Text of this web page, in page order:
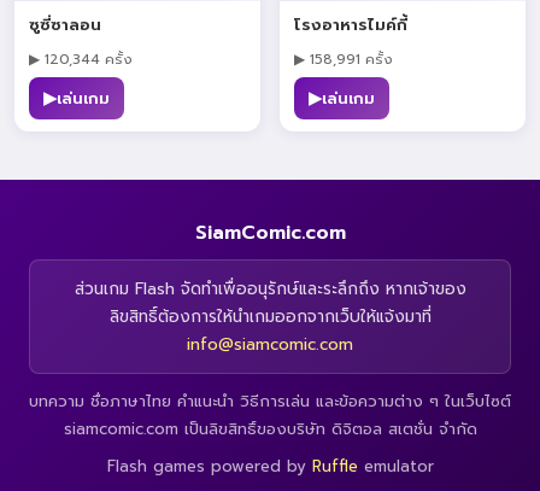
ซูซี่ซาลอน
▶ 120,344 ครั้ง
▶เล่นเกม
โรงอาหารไมค์กี้
▶ 158,991 ครั้ง
▶เล่นเกม
SiamComic.com
ส่วนเกม Flash จัดทำเพื่ออนุรักษ์และระลึกถึง หากเจ้าของ
ลิขสิทธิ์ต้องการให้นำเกมออกจากเว็บให้แจ้งมาที่
info@siamcomic.com
บทความ ชื่อภาษาไทย คำแนะนำ วิธีการเล่น และข้อความต่าง ๆ ในเว็บไซต์
siamcomic.com เป็นลิขสิทธิ์ของบริษัท ดิจิตอล สเตชั่น จำกัด
Flash games powered by Ruffle emulator